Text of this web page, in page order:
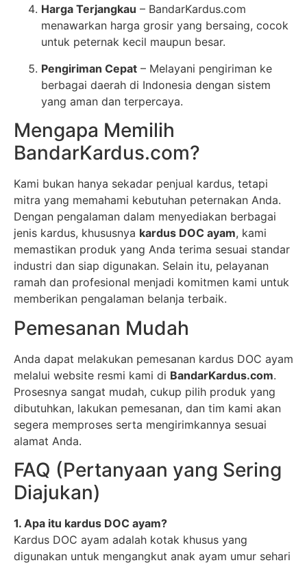
Harga Terjangkau – BandarKardus.com
menawarkan harga grosir yang bersaing, cocok
untuk peternak kecil maupun besar.
Pengiriman Cepat – Melayani pengiriman ke
berbagai daerah di Indonesia dengan sistem
yang aman dan terpercaya.
Mengapa Memilih
BandarKardus.com?
Kami bukan hanya sekadar penjual kardus, tetapi
mitra yang memahami kebutuhan peternakan Anda.
Dengan pengalaman dalam menyediakan berbagai
jenis kardus, khususnya kardus DOC ayam, kami
memastikan produk yang Anda terima sesuai standar
industri dan siap digunakan. Selain itu, pelayanan
ramah dan profesional menjadi komitmen kami untuk
memberikan pengalaman belanja terbaik.
Pemesanan Mudah
Anda dapat melakukan pemesanan kardus DOC ayam
melalui website resmi kami di BandarKardus.com.
Prosesnya sangat mudah, cukup pilih produk yang
dibutuhkan, lakukan pemesanan, dan tim kami akan
segera memproses serta mengirimkannya sesuai
alamat Anda.
FAQ (Pertanyaan yang Sering
Diajukan)
1. Apa itu kardus DOC ayam?
Kardus DOC ayam adalah kotak khusus yang
digunakan untuk mengangkut anak ayam umur sehari